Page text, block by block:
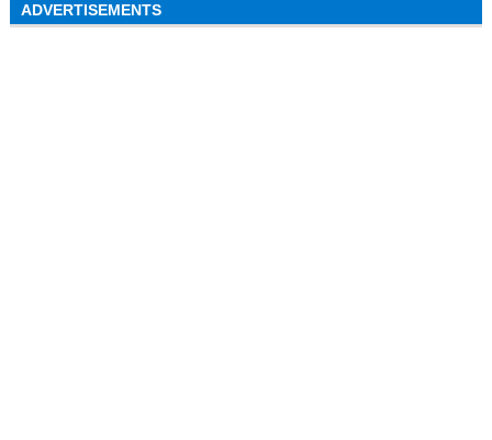
ADVERTISEMENTS